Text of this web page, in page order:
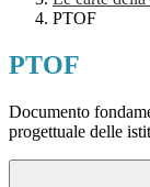
PTOF
PTOF
Documento
progettuale delle